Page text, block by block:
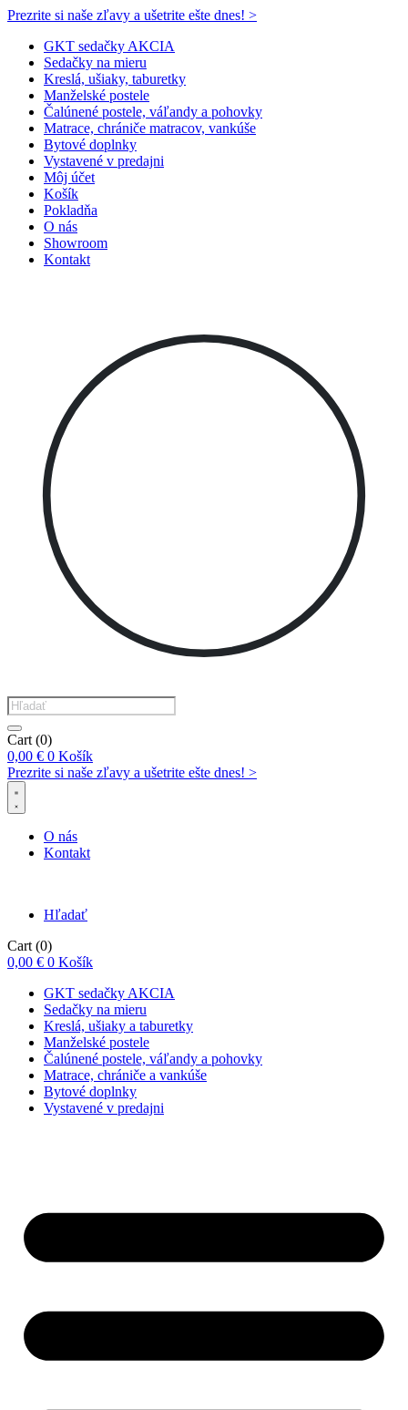
Prezrite si naše zľavy a ušetrite ešte dnes! >​
GKT sedačky AKCIA
Sedačky na mieru
Kreslá, ušiaky, taburetky
Manželské postele
Čalúnené postele, váľandy a pohovky
Matrace, chrániče matracov, vankúše
Bytové doplnky
Vystavené v predajni
Môj účet
Košík
Pokladňa
O nás
Showroom
Kontakt
Products
search
Cart (0)
0,00 € 0 Košík
Prezrite si naše zľavy a ušetrite ešte dnes! >​
O nás
Kontakt
Hľadať
Cart (0)
0,00 € 0 Košík
GKT sedačky AKCIA
Sedačky na mieru
Kreslá, ušiaky a taburetky
Manželské postele
Čalúnené postele, váľandy a pohovky
Matrace, chrániče a vankúše
Bytové doplnky
Vystavené v predajni